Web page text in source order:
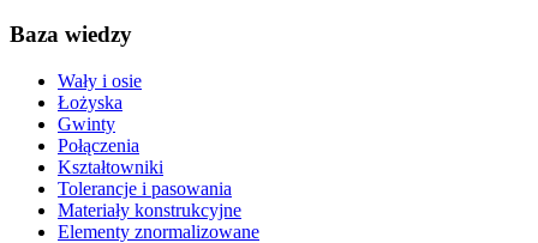
Baza wiedzy
Wały i osie
Łożyska
Gwinty
Połączenia
Kształtowniki
Tolerancje i pasowania
Materiały konstrukcyjne
Elementy znormalizowane